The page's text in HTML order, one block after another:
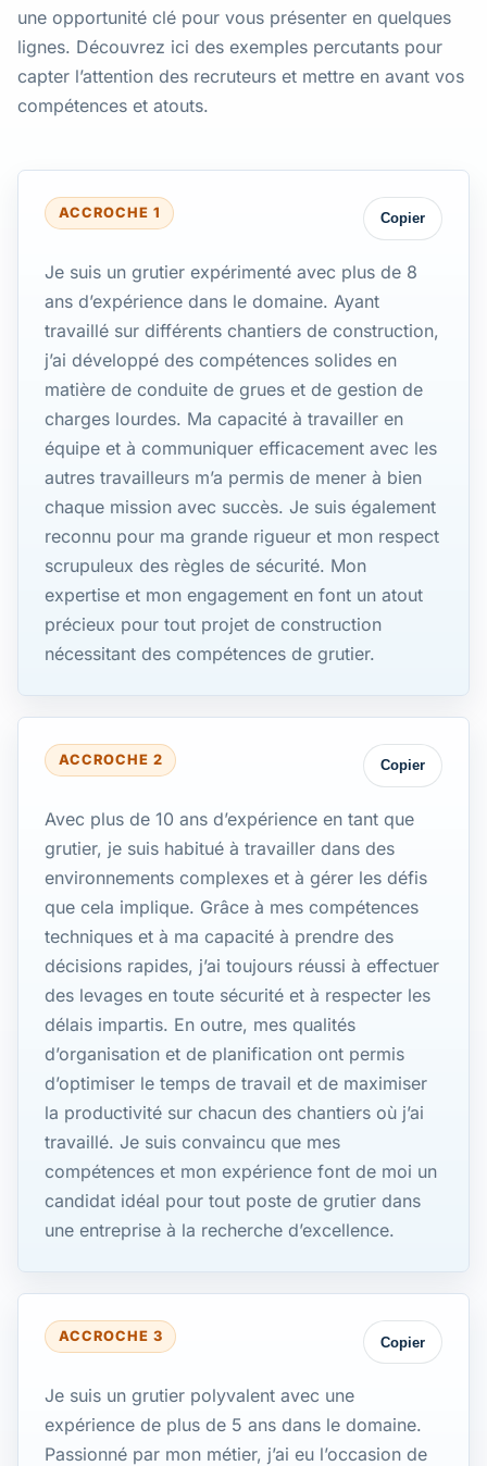
une opportunité clé pour vous présenter en quelques
lignes. Découvrez ici des exemples percutants pour
capter l’attention des recruteurs et mettre en avant vos
compétences et atouts.
ACCROCHE 1 Copier
Je suis un grutier expérimenté avec plus de 8
ans d’expérience dans le domaine. Ayant
travaillé sur différents chantiers de construction,
j’ai développé des compétences solides en
matière de conduite de grues et de gestion de
charges lourdes. Ma capacité à travailler en
équipe et à communiquer efficacement avec les
autres travailleurs m’a permis de mener à bien
chaque mission avec succès. Je suis également
reconnu pour ma grande rigueur et mon respect
scrupuleux des règles de sécurité. Mon
expertise et mon engagement en font un atout
précieux pour tout projet de construction
nécessitant des compétences de grutier.
ACCROCHE 2 Copier
Avec plus de 10 ans d’expérience en tant que
grutier, je suis habitué à travailler dans des
environnements complexes et à gérer les défis
que cela implique. Grâce à mes compétences
techniques et à ma capacité à prendre des
décisions rapides, j’ai toujours réussi à effectuer
des levages en toute sécurité et à respecter les
délais impartis. En outre, mes qualités
d’organisation et de planification ont permis
d’optimiser le temps de travail et de maximiser
la productivité sur chacun des chantiers où j’ai
travaillé. Je suis convaincu que mes
compétences et mon expérience font de moi un
candidat idéal pour tout poste de grutier dans
une entreprise à la recherche d’excellence.
ACCROCHE 3 Copier
Je suis un grutier polyvalent avec une
expérience de plus de 5 ans dans le domaine.
Passionné par mon métier, j’ai eu l’occasion de